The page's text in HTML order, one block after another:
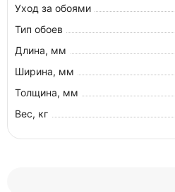
Уход за обоями
Тип обоев
Длина, мм
Ширина, мм
Толщина, мм
Вес, кг